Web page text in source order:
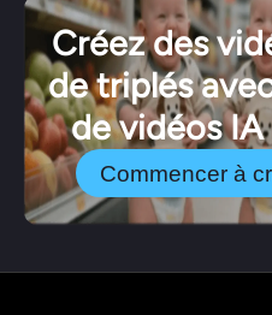
Créez des
de triplés
de vidéos
Commencer à